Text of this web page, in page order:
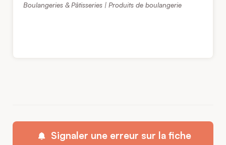
Boulangeries & Pâtisseries | Produits de boulangerie
Signaler une erreur sur la fiche